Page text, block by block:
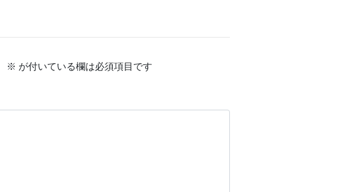
※ が付いている欄は必須項目です